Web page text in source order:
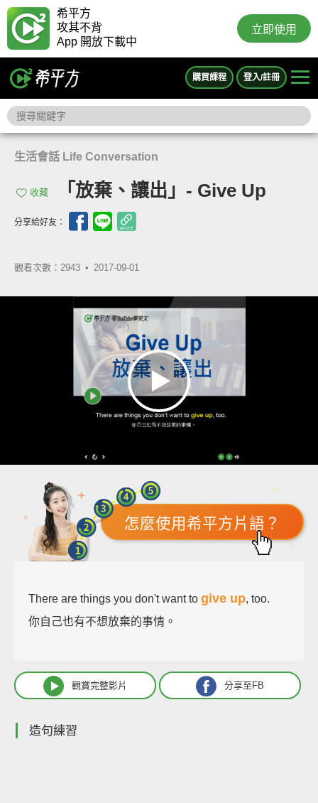
希平方
攻其不背
App 開放下載中
立即使用
購買課程 登入/註冊
生活會話 Life Conversation
收藏 「放棄、讓出」- Give Up
分享給好友：
觀看次數：2943 • 2017-09-01
怎麼使用希平方片語？
There are things you don't want to give up, too.
你自己也有不想放棄的事情。
觀賞完整影片 分享至FB
造句練習